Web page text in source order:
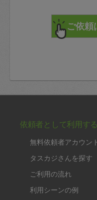
依頼者として利用する
無料依頼者アカウン
タスカジさんを探す
ご利用の流れ
利用シーンの例